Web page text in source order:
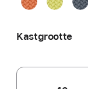
Kastgrootte